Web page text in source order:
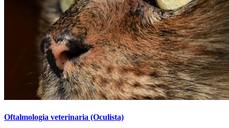
Oftalmologia veterinaria (Oculista)